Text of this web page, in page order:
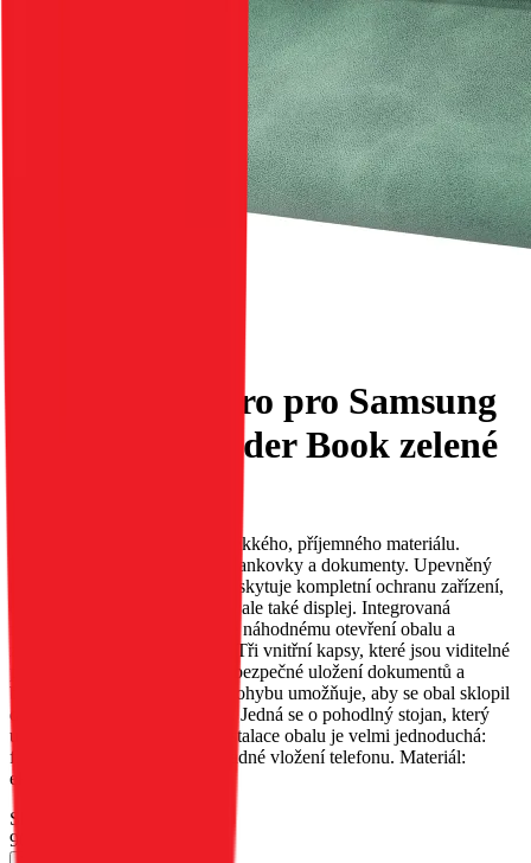
Flipové pouzdro pro Samsung
S25 PLUS Tender Book zelené
Obal TENDER. Vyroben z měkkého, příjemného materiálu.
Vybavený třemi kapsami pro bankovky a dokumenty. Upevněný
magnetem. Obal TENDER poskytuje kompletní ochranu zařízení,
chrání nejen jeho zadní stranu, ale také displej. Integrovaná
magnetická západka zabraňuje náhodnému otevření obalu a
zajišťuje bezpečnost telefonu. Tři vnitřní kapsy, které jsou viditelné
po otevření klopky, umožňují bezpečné uložení dokumentů a
bankovek. Perforace v oblasti ohybu umožňuje, aby se obal sklopil
do polohy stojanu pro televizi. Jedná se o pohodlný stojan, který
usnadňuje sledování filmů. Instalace obalu je velmi jednoduchá:
flexibilní vložka umožňuje snadné vložení telefonu. Materiál:
ekologická kůže.
Skladem 48 ks u dodavatele
90 Kč